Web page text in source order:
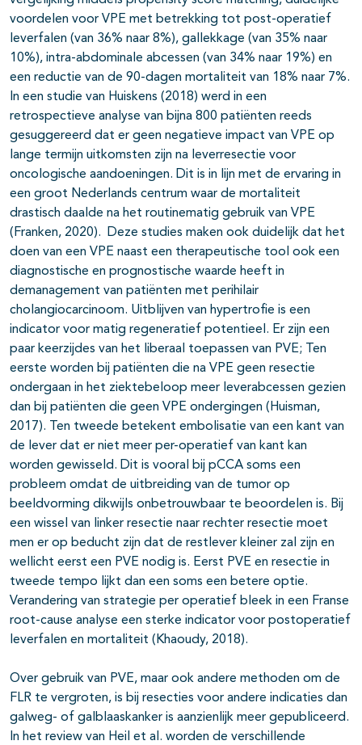
voordelen voor VPE met betrekking tot post-operatief
leverfalen (van 36% naar 8%), gallekkage (van 35% naar
10%), intra-abdominale abcessen (van 34% naar 19%) en
een reductie van de 90-dagen mortaliteit van 18% naar 7%.
In een studie van Huiskens (2018) werd in een
retrospectieve analyse van bijna 800 patiënten reeds
gesuggereerd dat er geen negatieve impact van VPE op
lange termijn uitkomsten zijn na leverresectie voor
oncologische aandoeningen. Dit is in lijn met de ervaring in
een groot Nederlands centrum waar de mortaliteit
drastisch daalde na het routinematig gebruik van VPE
(Franken, 2020). Deze studies maken ook duidelijk dat het
doen van een VPE naast een therapeutische tool ook een
diagnostische en prognostische waarde heeft in
demanagement van patiënten met perihilair
cholangiocarcinoom. Uitblijven van hypertrofie is een
indicator voor matig regeneratief potentieel. Er zijn een
paar keerzijdes van het liberaal toepassen van PVE; Ten
eerste worden bij patiënten die na VPE geen resectie
ondergaan in het ziektebeloop meer leverabcessen gezien
dan bij patiënten die geen VPE ondergingen (Huisman,
2017). Ten tweede betekent embolisatie van een kant van
de lever dat er niet meer per-operatief van kant kan
worden gewisseld. Dit is vooral bij pCCA soms een
probleem omdat de uitbreiding van de tumor op
beeldvorming dikwijls onbetrouwbaar te beoordelen is. Bij
een wissel van linker resectie naar rechter resectie moet
men er op beducht zijn dat de restlever kleiner zal zijn en
wellicht eerst een PVE nodig is. Eerst PVE en resectie in
tweede tempo lijkt dan een soms een betere optie.
Verandering van strategie per operatief bleek in een Franse
root-cause analyse een sterke indicator voor postoperatief
leverfalen en mortaliteit (Khaoudy, 2018).
Over gebruik van PVE, maar ook andere methoden om de
FLR te vergroten, is bij resecties voor andere indicaties dan
galweg- of galblaaskanker is aanzienlijk meer gepubliceerd.
In het review van Heil et al. worden de verschillende